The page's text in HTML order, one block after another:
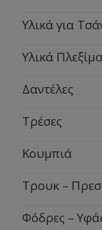
Υλικά για
Υλικά
Δαντέλες
Τρέσες
Κουμπιά
Τρουκ –
Φόδρες –